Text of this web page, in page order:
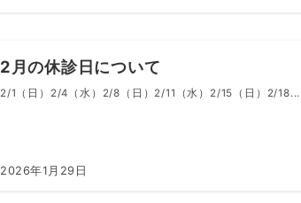
2月の休診日について
2/1（日）2/4（水）2/8（日）2/11（水）2/15（日）2/18...
2026年1月29日